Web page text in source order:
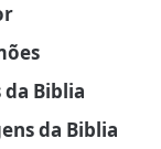
Biblia
da Biblia